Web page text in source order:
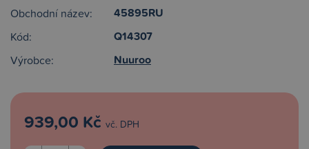
Obchodní název: 45895RU
Kód: Q14307
Výrobce: Nuuroo
939,00 Kč vč. DPH